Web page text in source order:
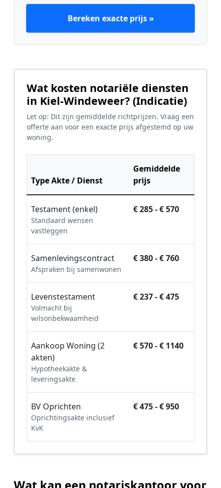
Bereken exacte prijs »
Wat kosten notariële diensten
in Kiel-Windeweer? (Indicatie)
Let op: Dit zijn gemiddelde richtprijzen. Vraag een
offerte aan voor een exacte prijs afgestemd op uw
woning.
Type Akte / Dienst
Gemiddelde
prijs
Testament (enkel)
Standaard wensen
vastleggen
€ 285 - € 570
Samenlevingscontract
Afspraken bij samenwonen
€ 380 - € 760
Levenstestament
Volmacht bij
wilsonbekwaamheid
€ 237 - € 475
Aankoop Woning (2
akten)
Hypotheekakte &
leveringsakte
€ 570 - € 1140
BV Oprichten
Oprichtingsakte inclusief
KvK
€ 475 - € 950